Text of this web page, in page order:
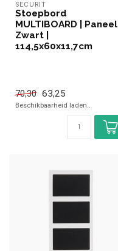
SECURIT
Stoepbord
MULTIBOARD | Paneel |
Zwart |
114,5x60x11,7cm
70,30 63,25
Beschikbaarheid laden..